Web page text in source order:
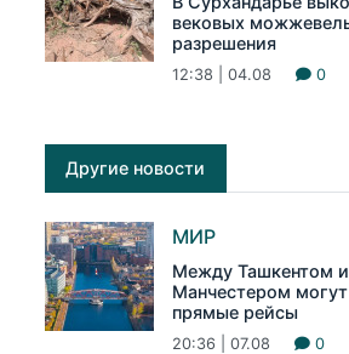
вековых
разрешения
12:38 | 04.08 0
Другие новости
МИР
Между Ташкентом и
Манчестером могут
прямые рейсы
20:36 | 07.08 0